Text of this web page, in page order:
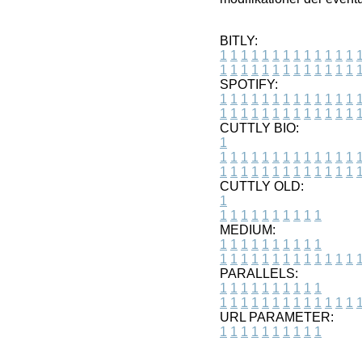
BITLY:
1 1 1 1 1 1 1 1 1 1 1 1 1 1
1 1 1 1 1 1 1 1 1 1 1 1 1 1
SPOTIFY:
1 1 1 1 1 1 1 1 1 1 1 1 1 1
1 1 1 1 1 1 1 1 1 1 1 1 1 1
CUTTLY BIO:
1
1 1 1 1 1 1 1 1 1 1 1 1 1 1
1 1 1 1 1 1 1 1 1 1 1 1 1 1
CUTTLY OLD:
1
1 1 1 1 1 1 1 1 1 1
MEDIUM:
1 1 1 1 1 1 1 1 1 1
1 1 1 1 1 1 1 1 1 1 1 1 1 1
PARALLELS:
1 1 1 1 1 1 1 1 1 1
1 1 1 1 1 1 1 1 1 1 1 1 1 1
URL PARAMETER:
1 1 1 1 1 1 1 1 1 1